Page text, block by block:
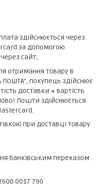
здійснюється через
за допомогою
сайт;
отримання товару в
ПОШТА", покупець здійснює
доставки + вартість
Пошти здійснюється
при доставці товару
банківським переказом
0017 790